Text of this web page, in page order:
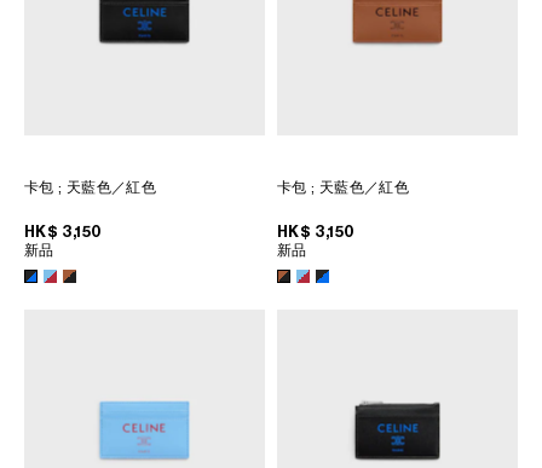
卡包; 天藍色／紅色
HK$ 3,150
新品
卡包; 天藍色／紅色
HK$ 3,150
新品
澳门特别行政区
菲律宾
印度
巴基斯坦
新加坡